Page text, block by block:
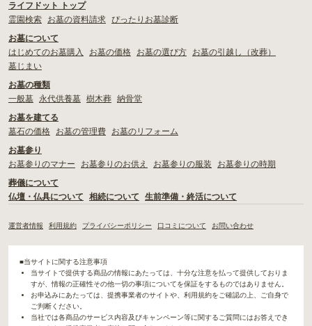
ライフドット トップ
霊園検索
お墓の資料請求 ぴったりお墓診断
お墓について
はじめてのお墓購入
お墓の価格 お墓の選び方
お墓の引越し（改葬）
墓じまい
お墓の種類
一般墓
永代供養墓 樹木葬 納骨堂
お墓を建てる
墓石の価格
お墓の管理費
お墓のリフォーム
お墓参り
お墓参りのマナー
お墓参りのお供え お墓参りの服装
お墓参りの時期
葬儀について
仏壇・仏具について
相続について 生前準備・終活について
運営者情報 利用規約 プライバシーポリシー 口コミについて お問い合わせ
■当サイトに関する注意事項
当サイトで提供する商品の情報にあたっては、十分な注意を払って提供しておりま
すが、情報の正確性その他一切の事項についてを保証をするものではありません。
お申込みにあたっては、提携事業者のサイトや、利用規約をご確認の上、ご自身で
ご判断ください。
当社では各商品のサービス内容及びキャンペーン等に関するご質問にはお答えでき